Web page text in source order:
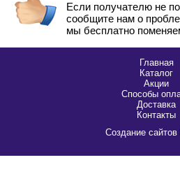
Если получателю не
сообщите нам о
мы бесплатно
Главная
Каталог
Акции
Способы
Доставка
Контакты
Cоздание